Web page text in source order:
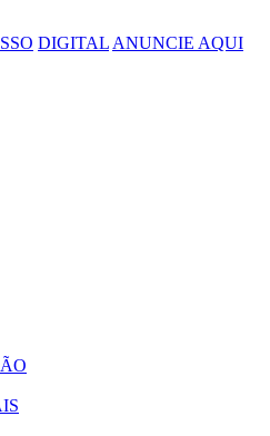
DIGITAL ANUNCIE AQUI